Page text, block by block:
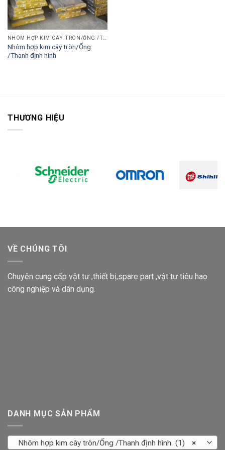
Nhôm hợp kim cây tròn/Ống
/Thanh định hình
THƯƠNG HIỆU
VỀ CHÚNG TÔI
Chuyên cung cấp vật tư ,thiết bị,spare part ,vật tư tiêu hao
công nghiệp và dân dụng.
DANH MỤC SẢN PHẨM
×
Nhôm hợp kim cây tròn/Ống /Thanh định hình (1)